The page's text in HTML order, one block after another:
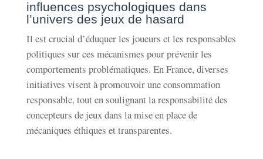
influences psychologiques dans
l’univers des jeux de hasard
Il est crucial d’éduquer les joueurs et les responsables
politiques sur ces mécanismes pour prévenir les
comportements problématiques. En France, diverses
initiatives visent à promouvoir une consommation
responsable, tout en soulignant la responsabilité des
concepteurs de jeux dans la mise en place de
mécaniques éthiques et transparentes.